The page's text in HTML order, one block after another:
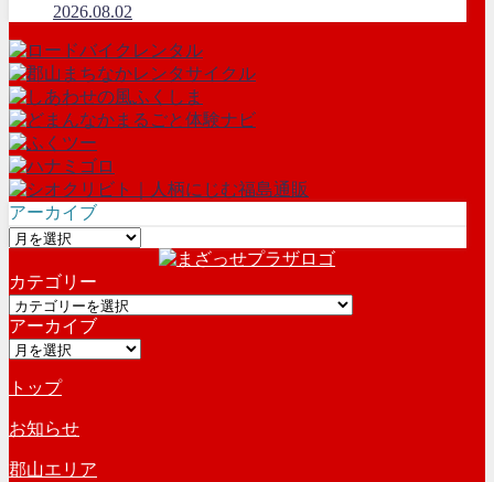
2026.08.02
アーカイブ
ア
カ
イ
ブ
カテゴリー
カ
テ
ゴ
ー
アーカイブ
ア
カ
イ
ブ
トップ
お知らせ
郡山エリア